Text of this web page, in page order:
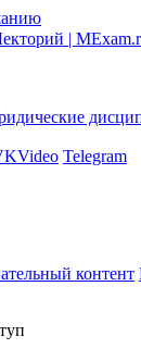
Telegram
контент